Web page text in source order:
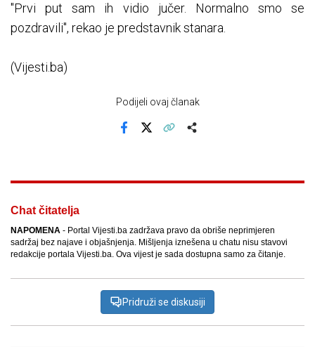
"Prvi put sam ih vidio jučer. Normalno smo se
pozdravili", rekao je predstavnik stanara.
(Vijesti.ba)
Podijeli ovaj članak
Chat čitatelja
NAPOMENA - Portal Vijesti.ba zadržava pravo da obriše neprimjeren
sadržaj bez najave i objašnjenja. Mišljenja iznešena u chatu nisu stavovi
redakcije portala Vijesti.ba. Ova vijest je sada dostupna samo za čitanje.
Pridruži se diskusiji